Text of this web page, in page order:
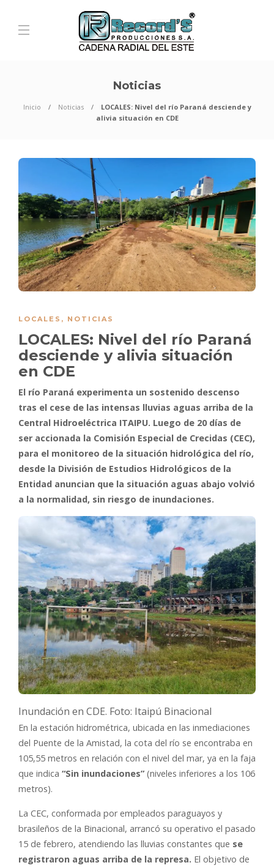
Noticias
Inicio Noticias
LOCALES: Nivel del río Paraná desciende y
alivia situación en CDE
LOCALES , NOTICIAS
LOCALES: Nivel del río Paraná
desciende y alivia situación
en CDE
El río Paraná experimenta un sostenido descenso
tras el cese de las intensas lluvias aguas arriba de la
Central Hidroeléctrica ITAIPU. Luego de 20 días de
ser accionada la Comisión Especial de Crecidas (CEC),
para el monitoreo de la situación hidrológica del río,
desde la División de Estudios Hidrológicos de la
Entidad anuncian que la situación aguas abajo volvió
a la normalidad, sin riesgo de inundaciones.
Inundación en CDE. Foto: Itaipú Binacional
En la estación hidrométrica, ubicada en las inmediaciones
del Puente de la Amistad, la cota del río se encontraba en
105,55 metros en relación con el nivel del mar, ya en la faja
que indica “Sin inundaciones” (niveles inferiores a los 106
metros).
La CEC, conformada por empleados paraguayos y
brasileños de la Binacional, arrancó su operativo el pasado
15 de febrero, atendiendo las lluvias constantes que se
registraron aguas arriba de la represa. El objetivo de